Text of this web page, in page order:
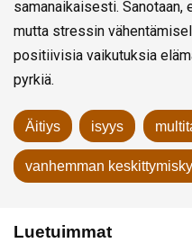
samanaikaisesti.
mutta stressin
positiivisia vaikutuksia
pyrkiä.
Äitiys isyys
vanhemman
Luetuimmat